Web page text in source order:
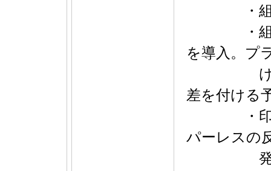
・組合員
・組合増
を導入。
け、賦
差を付ける
・印刷組
パーレス
発表